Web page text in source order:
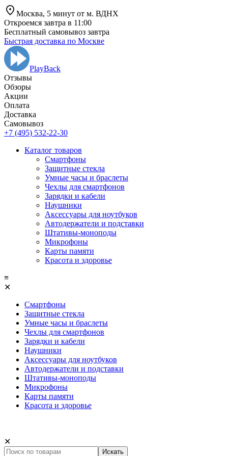
Москва, 5 минут от м. ВДНХ
Откроемся завтра в 11:00
Бесплатный самовывоз завтра
Быстрая доставка по Москве
PlayBack
Отзывы
Обзоры
Aкции
Оплата
Доставка
Самовывоз
+7 (495) 532-22-30
Каталог товаров
Смартфоны
Защитные стекла
Умные часы и браслеты
Чехлы для смартфонов
Зарядки и кабели
Наушники
Аксессуары для ноутбуков
Автодержатели и подставки
Штативы-моноподы
Микрофоны
Карты памяти
Красота и здоровье
≡
✕
Смартфоны
Защитные стекла
Умные часы и браслеты
Чехлы для смартфонов
Зарядки и кабели
Наушники
Аксессуары для ноутбуков
Автодержатели и подставки
Штативы-моноподы
Микрофоны
Карты памяти
Красота и здоровье
✕
Искать